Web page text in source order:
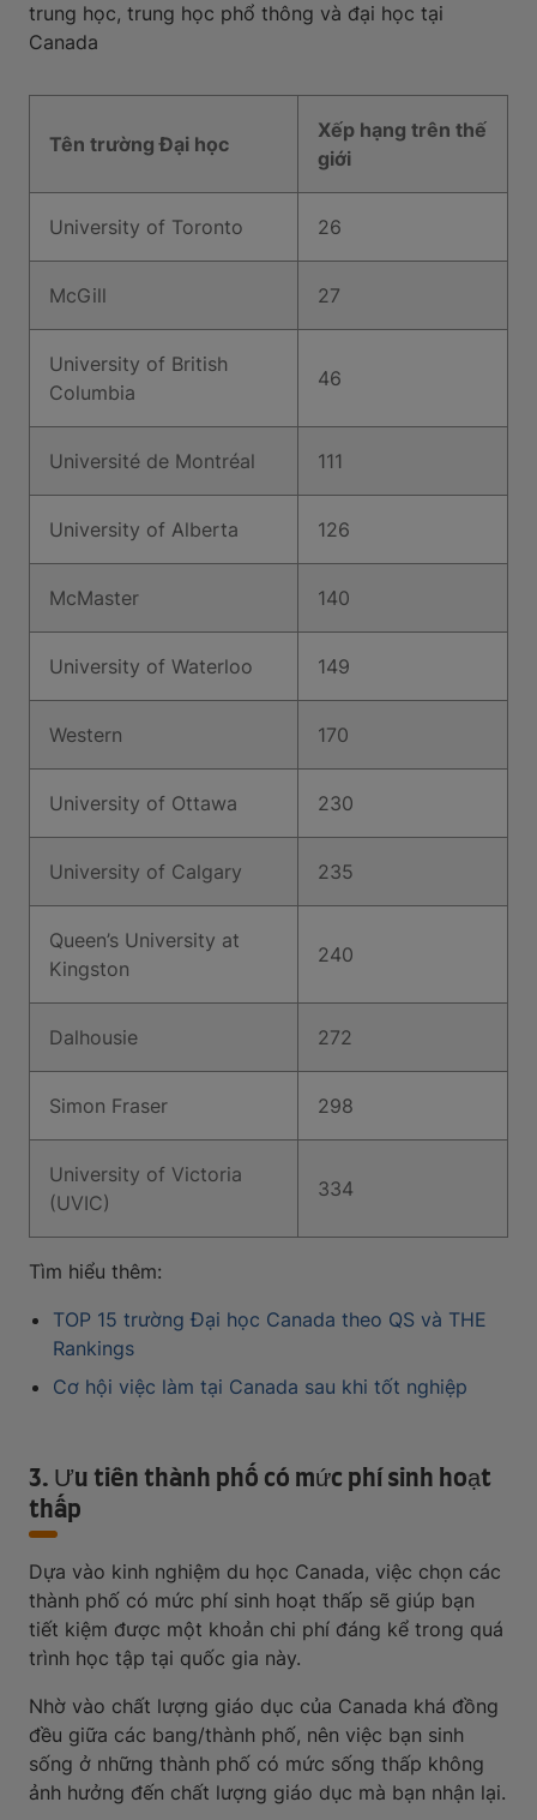
trung học, trung học phổ thông và đại học tại
Canada
Tên trường Đại học
Xếp hạng trên thế
giới
University of Toronto 26
McGill 27
University of British
Columbia
46
Université de Montréal 111
University of Alberta 126
McMaster 140
University of Waterloo 149
Western 170
University of Ottawa 230
University of Calgary 235
Queen’s University at
Kingston
240
Dalhousie 272
Simon Fraser 298
University of Victoria
(UVIC)
334
Tìm hiểu thêm:
TOP 15 trường Đại học Canada theo QS và THE
Rankings
Cơ hội việc làm tại Canada sau khi tốt nghiệp
3. Ưu tiên thành phố có mức phí sinh hoạt
thấp
Dựa vào kinh nghiệm du học Canada, việc chọn các
thành phố có mức phí sinh hoạt thấp sẽ giúp bạn
tiết kiệm được một khoản chi phí đáng kể trong quá
trình học tập tại quốc gia này.
Nhờ vào chất lượng giáo dục của Canada khá đồng
đều giữa các bang/thành phố, nên việc bạn sinh
sống ở những thành phố có mức sống thấp không
ảnh hưởng đến chất lượng giáo dục mà bạn nhận lại.